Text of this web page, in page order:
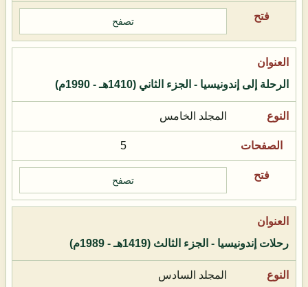
تصفح
الرحلة إلى إندونيسيا - الجزء الثاني (1410هـ - 1990م)
المجلد الخامس
5
تصفح
رحلات إندونيسيا - الجزء الثالث (1419هـ - 1989م)
المجلد السادس